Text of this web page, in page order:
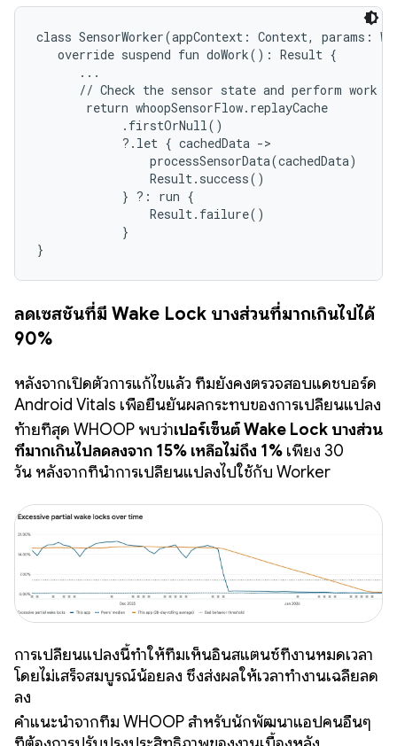
class SensorWorker(appContext: Context, params:
   override suspend fun doWork(): Result {
      ...
// Check the sensor state and perform work
       return whoopSensorFlow.replayCache
            .firstOrNull()
            ?.let { cachedData ->
                processSensorData(cachedData)
                Result.success()
            } ?: run {
                Result.failure()
            }
}
ลดเซสชันที่มี Wake Lock บางส่วนที่มากเกินไปได้
90%
หลังจากเปิดตัวการแก้ไขแล้ว ทีมยังคงตรวจสอบแดชบอร์ด
Android Vitals เพื่อยืนยันผลกระทบของการเปลี่ยนแปลง
ท้ายที่สุด WHOOP พบว่าเปอร์เซ็นต์ Wake Lock บางส่วน
ที่มากเกินไปลดลงจาก 15% เหลือไม่ถึง 1% เพียง 30
วัน หลังจากที่นำการเปลี่ยนแปลงไปใช้กับ Worker
การเปลี่ยนแปลงนี้ทำให้ทีมเห็นอินสแตนซ์ที่งานหมดเวลา
โดยไม่เสร็จสมบูรณ์น้อยลง ซึ่งส่งผลให้เวลาทำงานเฉลี่ยลด
ลง
คำแนะนำจากทีม WHOOP สำหรับนักพัฒนาแอปคนอื่นๆ